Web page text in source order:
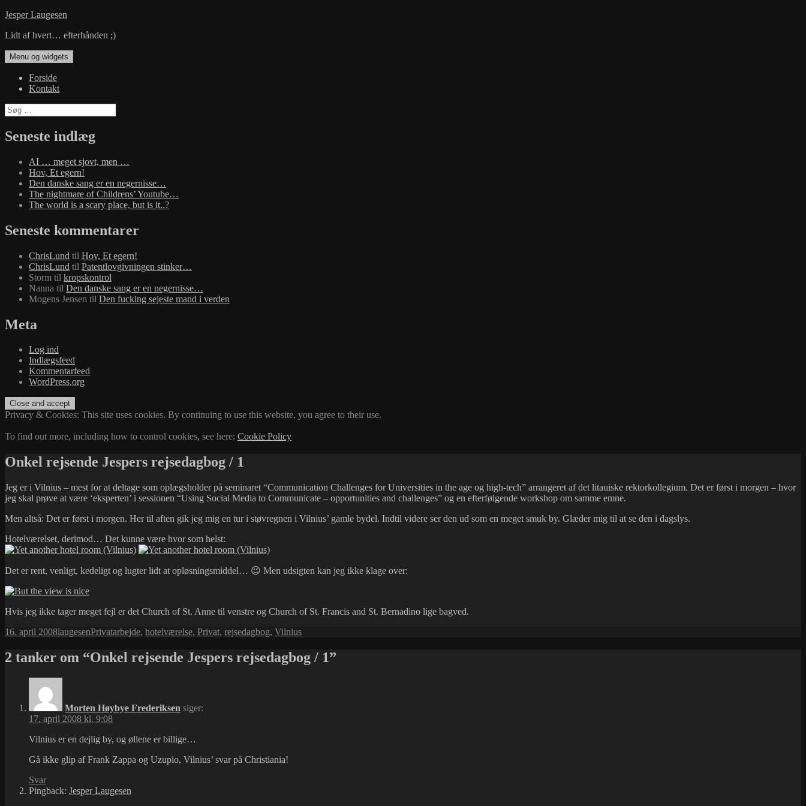
Hop
indhold
Jesper Laugesen
Lidt af hvert… efterhånden ;)
Menu og widgets
Forside
Kontakt
Søg
efter:
Seneste indlæg
AI … meget sjovt, men …
Hov, Et egern!
Den danske sang er en negernisse…
The nightmare of Childrens’ Youtube…
The world is a scary place, but is it..?
Seneste kommentarer
ChrisLund til Hov, Et egern!
ChrisLund til Patentlovgivningen stinker…
Storm til kropskontrol
Nanna til Den danske sang er en negernisse…
Mogens Jensen til Den fucking sejeste mand i verden
Meta
Log ind
Indlægsfeed
Kommentarfeed
WordPress.org
Privacy & Cookies: This site uses cookies. By continuing to use this website, you agree to their use.
To find out more, including how to control cookies, see here: Cookie Policy
Onkel rejsende Jespers rejsedagbog / 1
Jeg er i Vilnius – mest for at deltage som oplægsholder på seminaret “Communication Challenges for Universities in the age og high-tech” arrangeret af det litauiske rektorkollegium. Det er først i morgen – hvor
jeg skal prøve at være ‘eksperten’ i sessionen “Using Social Media to Communicate – opportunities and challenges” og en efterfølgende workshop om samme emne.
Men altså: Det er først i morgen. Her til aften gik jeg mig en tur i støvregnen i Vilnius’ gamle bydel. Indtil videre ser den ud som en meget smuk by. Glæder mig til at se den i dagslys.
Hotelværelset, derimod… Det kunne være hvor som helst:
Det er rent, venligt, kedeligt og lugter lidt at opløsningsmiddel… 😉 Men udsigten kan jeg ikke klage over:
Hvis jeg ikke tager meget fejl er det Church of St. Anne til venstre og Church of St. Francis and St. Bernadino lige bagved.
Udgivet
16. april 2008Forfatter
laugesenKategorier
PrivatTags
arbejde, hotelværelse, Privat, rejsedagbog, Vilnius
2 tanker om “Onkel rejsende Jespers rejsedagbog / 1”
Morten Høybye Frederiksen siger:
17. april 2008 kl. 9:08
Vilnius er en dejlig by, og øllene er billige…
Gå ikke glip af Frank Zappa og Uzupio, Vilnius’ svar på Christiania!
Svar
Pingback: Jesper Laugesen